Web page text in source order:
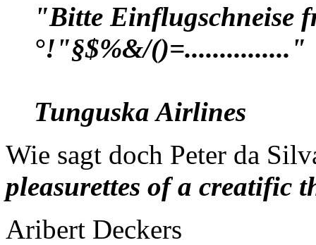
"Bitte Einflugschneise
°!"§$%&/()=..............."
Tunguska Airlines
Wie sagt doch Peter da
pleasurettes of a creatific
Aribert Deckers